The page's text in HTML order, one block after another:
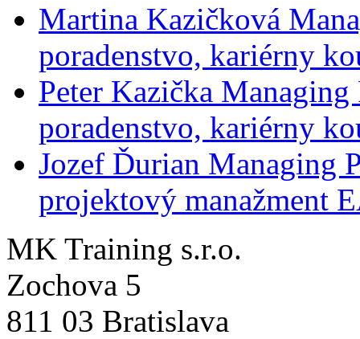
Martina Kazičková
poradenstvo, kariérny
Peter Kazička
poradenstvo, kariérny
Jozef Ďurian Managing
projektový manažment
MK Training s.r.o.
Zochova 5
811 03 Bratislava